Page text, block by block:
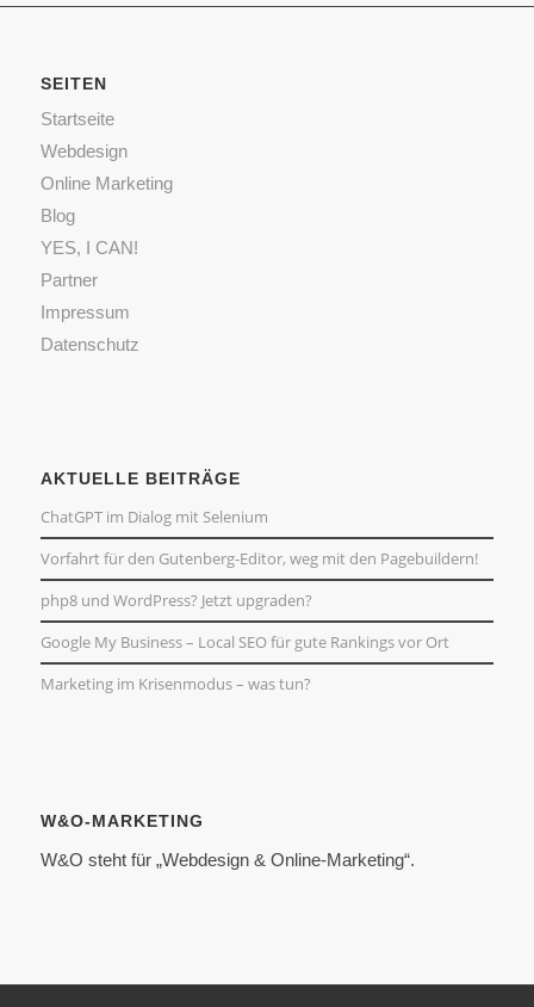
SEITEN
Startseite
Webdesign
Online Marketing
Blog
YES, I CAN!
Partner
Impressum
Datenschutz
AKTUELLE BEITRÄGE
ChatGPT im Dialog mit Selenium
Vorfahrt für den Gutenberg-Editor, weg mit den Pagebuildern!
php8 und WordPress? Jetzt upgraden?
Google My Business – Local SEO für gute Rankings vor Ort
Marketing im Krisenmodus – was tun?
W&O-MARKETING
W&O steht für „Webdesign & Online-Marketing“.